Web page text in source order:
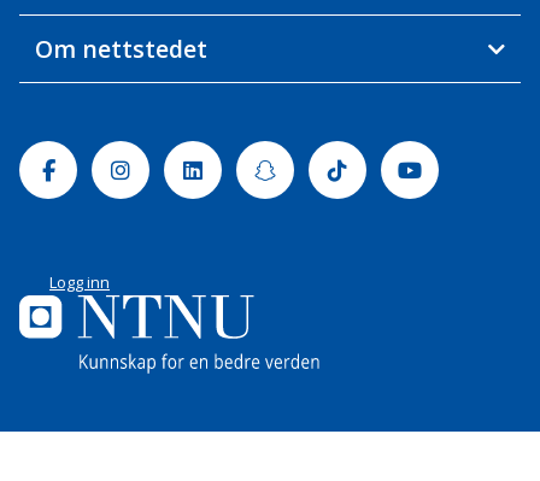
Om nettstedet
FacebookInstagramLinkedinSnapchatTiktok Youtube
Logg inn